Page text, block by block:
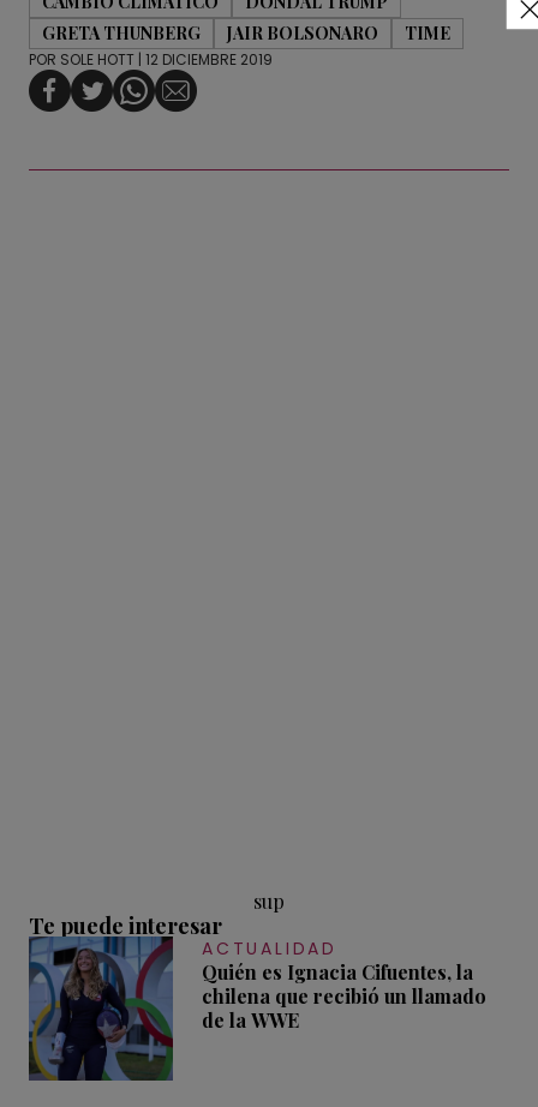
GRETA THUNBERG
JAIR BOLSONARO TIME
POR SOLE HOTT | 12 DICIEMBRE 2019
sup
Te puede interesar
ACTUALIDAD
Quién es Ignacia Cifuentes, la
chilena que recibió un llamado
de la WWE